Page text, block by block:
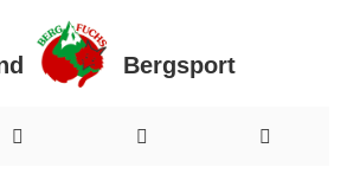
Bergsport